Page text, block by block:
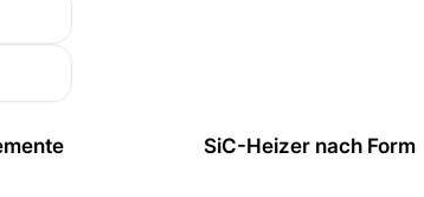
SiC-Heizer nach Form